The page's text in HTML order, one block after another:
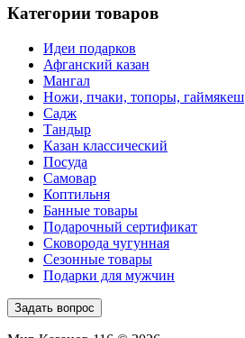
Категории товаров
Идеи подарков
Афганский казан
Мангал
Ножи, пчаки, топоры, гаймякеш
Садж
Тандыр
Казан классический
Посуда
Самовар
Коптильня
Банные товары
Подарочный сертификат
Сковорода чугунная
Сезонные товары
Подарки для мужчин
Задать вопрос